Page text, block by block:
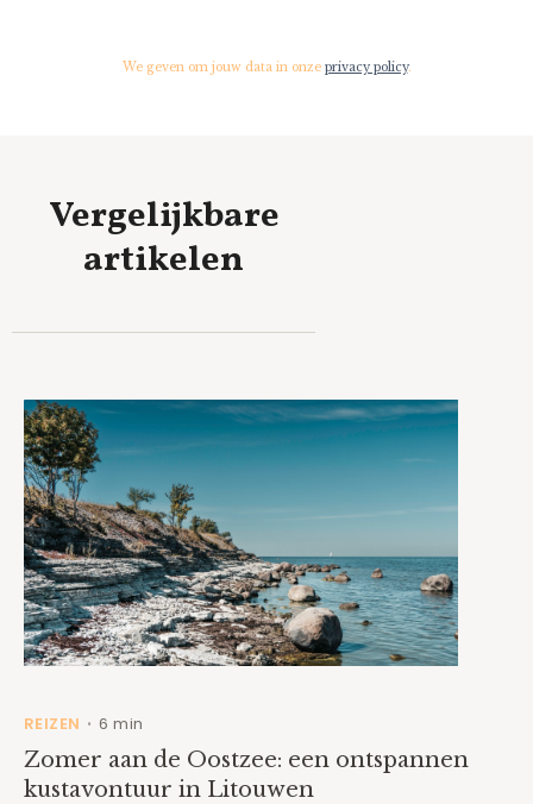
We geven om jouw data in onze privacy policy.
Vergelijkbare
artikelen
REIZEN •6 min
Zomer aan de Oostzee: een ontspannen
kustavontuur in Litouwen